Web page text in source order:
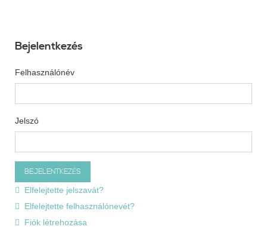
Bejelentkezés
Felhasználónév
Jelszó
Elfelejtette jelszavát?
Elfelejtette felhasználónevét?
Fiók létrehozása